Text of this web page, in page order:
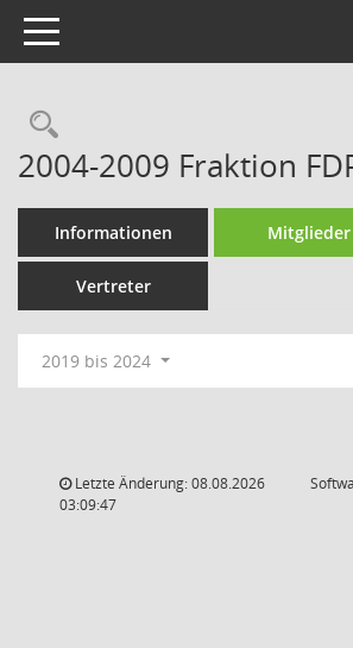
Toggle navigation
Rechercheauswahl
2004-2009 Fraktion
Informationen Mitglieder
Vertreter
2019 bis 2024
Letzte Änderung: 08.08.2026
03:09:47